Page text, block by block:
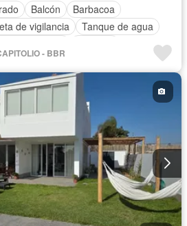
Balcón
Barbacoa
de vigilancia
Tanque de agua
Completamente amoblado
- BBR